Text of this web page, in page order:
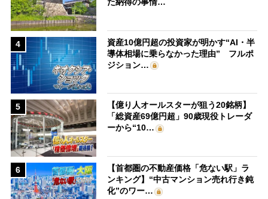
4
資産10億円超の投資家が明かす“AI・半
導体相場に乗らなかった理由” フルポ
ジション…
5
【億り人オールスターが狙う20銘柄】
「総資産69億円超」90歳現役トレーダ
ーから“10…
6
【首都圏の不動産価格「危ない駅」ラ
ンキング】“中古マンション売れ行き鈍
化”のワー…